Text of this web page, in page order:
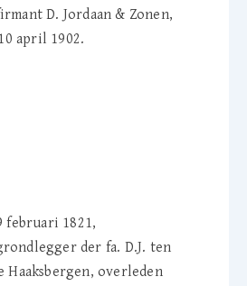
D. Jordaan & Zonen,
april 1902.
februari 1821,
der fa. D.J. ten
Haaksbergen, overleden